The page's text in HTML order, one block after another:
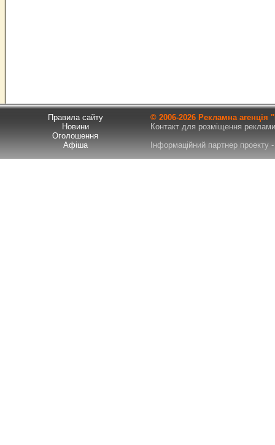
Правила сайту
Новини
Оголошення
Афіша
© 2006-2026 Рекламна
Контакт для розміщення
Інформаційний партнер проекту